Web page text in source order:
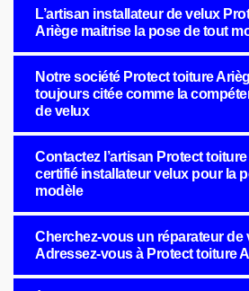
L’artisan installateur de velux
Ariège maitrise la pose de tout
Notre société Protect toiture
toujours citée comme la
de velux
Contactez l’artisan Protect
certifié installateur velux pour la
modèle
Cherchez-vous un réparateur de
Adressez-vous à Protect toiture